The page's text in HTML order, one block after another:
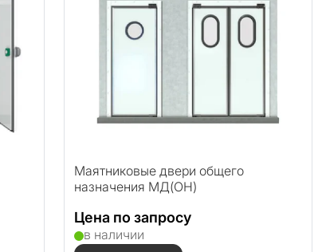
Маятниковые двери общего
назначения МД(ОН)
Цена по запросу
в наличии